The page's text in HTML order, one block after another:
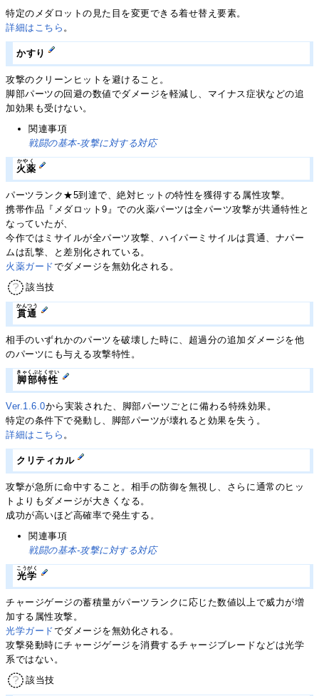
特定のメダロットの見た目を変更できる着せ替え要素。
詳細はこちら 。
かすり
攻撃のクリーンヒットを避けること。
脚部パーツの回避の数値でダメージを軽減し、マイナス症状などの追
加効果も受けない。
関連事項
戦闘の基本-攻撃に対する対応
火薬
かやく
パーツランク★5到達で、絶対ヒットの特性を獲得する属性攻撃。
携帯作品『メダロット9』での火薬パーツは全パーツ攻撃が共通特性と
なっていたが、
今作ではミサイルが全パーツ攻撃、ハイパーミサイルは貫通、ナパー
ムは乱撃、と差別化されている。
火薬ガードでダメージを無効化される。
該当技
貫通
かんつう
相手のいずれかのパーツを破壊した時に、超過分の追加ダメージを他
のパーツにも与える攻撃特性。
脚部特性
きゃくぶとくせい
Ver.1.6.0から実装された、脚部パーツごとに備わる特殊効果。
特定の条件下で発動し、脚部パーツが壊れると効果を失う。
詳細はこちら 。
クリティカル
攻撃が急所に命中すること。相手の防御を無視し、さらに通常のヒッ
トよりもダメージが大きくなる。
成功が高いほど高確率で発生する。
関連事項
戦闘の基本-攻撃に対する対応
光学
こうがく
チャージゲージの蓄積量がパーツランクに応じた数値以上で威力が増
加する属性攻撃。
光学ガードでダメージを無効化される。
攻撃発動時にチャージゲージを消費するチャージブレードなどは光学
系ではない。
該当技